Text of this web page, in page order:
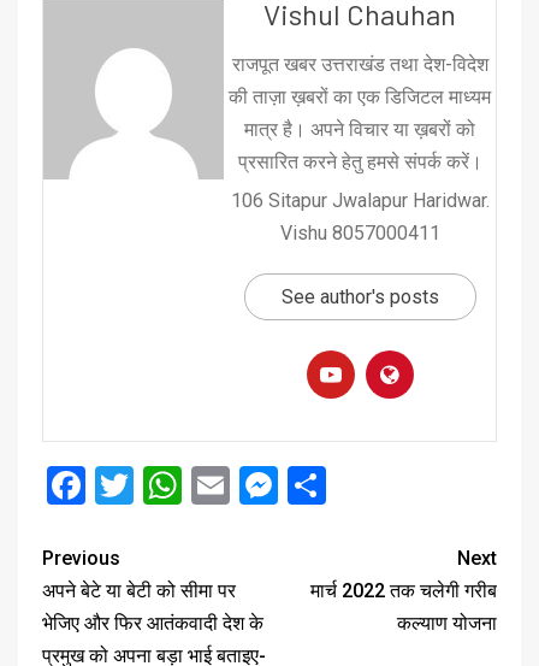
Vishul Chauhan
राजपूत खबर उत्तराखंड तथा देश-विदेश
की ताज़ा ख़बरों का एक डिजिटल माध्यम
मात्र है। अपने विचार या ख़बरों को
प्रसारित करने हेतु हमसे संपर्क करें।
106 Sitapur Jwalapur Haridwar.
Vishu 8057000411
See author's posts
Facebook
Twitter
WhatsApp
EmailMessenger
Previous
अपने बेटे या बेटी को सीमा पर
भेजिए और फिर आतंकवादी देश के
प्रमुख को अपना बड़ा भाई बताइए-
Next
मार्च 2022 तक चलेगी गरीब
कल्याण योजना